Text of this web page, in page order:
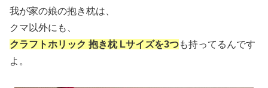
我が家の娘の抱き枕は、
クマ以外にも、
クラフトホリック 抱き枕 Lサイズを3つも持ってるんです
よ。